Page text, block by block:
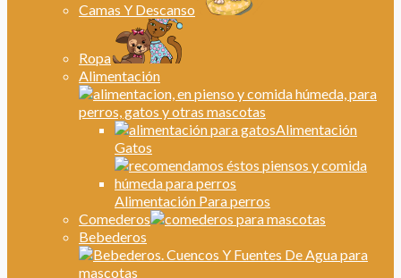
Camas Y Descanso
Ropa
Alimentación
Alimentación
Gatos
Alimentación Para perros
Comederos
Bebederos